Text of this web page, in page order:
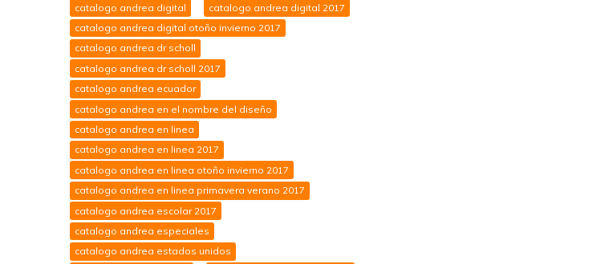
catalogo andrea digital
catalogo andrea digital 2017
catalogo andrea digital otoño invierno 2017
catalogo andrea dr scholl
catalogo andrea dr scholl 2017
catalogo andrea ecuador
catalogo andrea en el nombre del diseño
catalogo andrea en linea
catalogo andrea en linea 2017
catalogo andrea en linea otoño invierno 2017
catalogo andrea en linea primavera verano 2017
catalogo andrea escolar 2017
catalogo andrea especiales
catalogo andrea estados unidos